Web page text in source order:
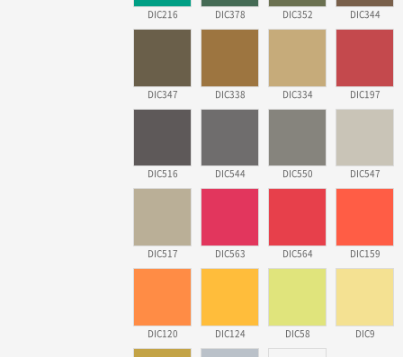
DIC216 DIC378 DIC352 DIC344
DIC347 DIC338 DIC334 DIC197
DIC516 DIC544 DIC550 DIC547
DIC517 DIC563 DIC564 DIC159
DIC120 DIC124 DIC58 DIC9